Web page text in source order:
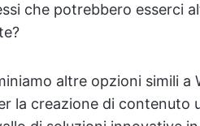
che potrebbero esserci
altre opzioni simili
la creazione di contenuto